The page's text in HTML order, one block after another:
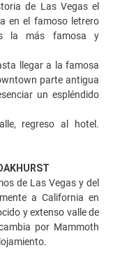
de Las Vegas el
en el famoso letrero
la más famosa y
llegar a la famosa
parte antigua
un espléndido
regreso al hotel.
de Las Vegas y del
a California en
y extenso valle de
por Mammoth